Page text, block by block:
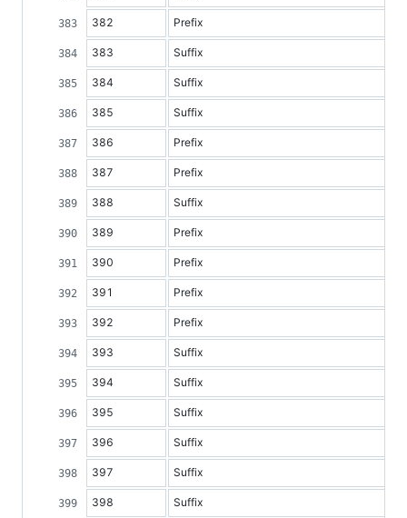
382 Prefix
383 Suffix
384 Suffix
385 Suffix
386 Prefix
387 Prefix
388 Suffix
389 Prefix
390 Prefix
391 Prefix
392 Prefix
393 Suffix
394 Suffix
395 Suffix
396 Suffix
397 Suffix
398 Suffix